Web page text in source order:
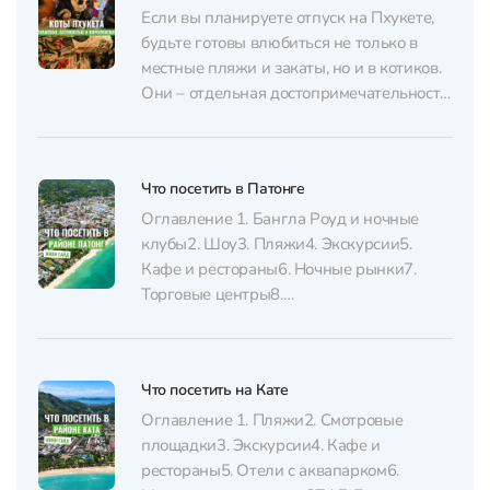
Если вы планируете отпуск на Пхукете,
будьте готовы влюбиться не только в
местные пляжи и закаты, но и в котиков.
Они – отдельная достопримечательность
вас буквально везде: на пляжах, рынках,
них – настоящие уличные бродяги с
тайским характером: расслабленные,
дружелюбные, но с...
Что посетить в Патонге
Оглавление 1. Бангла Роуд и ночные
клубы2. Шоу3. Пляжи4. Экскурсии5.
Кафе и рестораны6. Ночные рынки7.
Торговые центры8.
Zipline9. Этичный заповедник слонов
Wat Doi Thepnimit11. Спортивные
секции12. Массажные салоны и СПА13.
Аренда жилья и транспорта на Патонге
Патонг – самый известный район
Что посетить на Кате
Оглавление 1. Пляжи2. Смотровые
площадки3. Экскурсии4. Кафе и
рестораны5. Отели с аквапарком6.